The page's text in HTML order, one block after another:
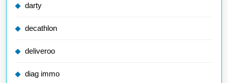
darty
decathlon
deliveroo
diag immo